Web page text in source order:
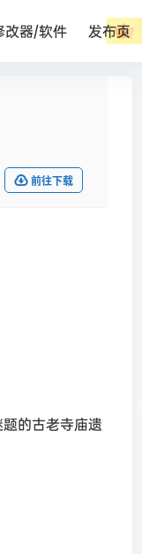
改器/软件 发布页
前往下载
的古老寺庙遗